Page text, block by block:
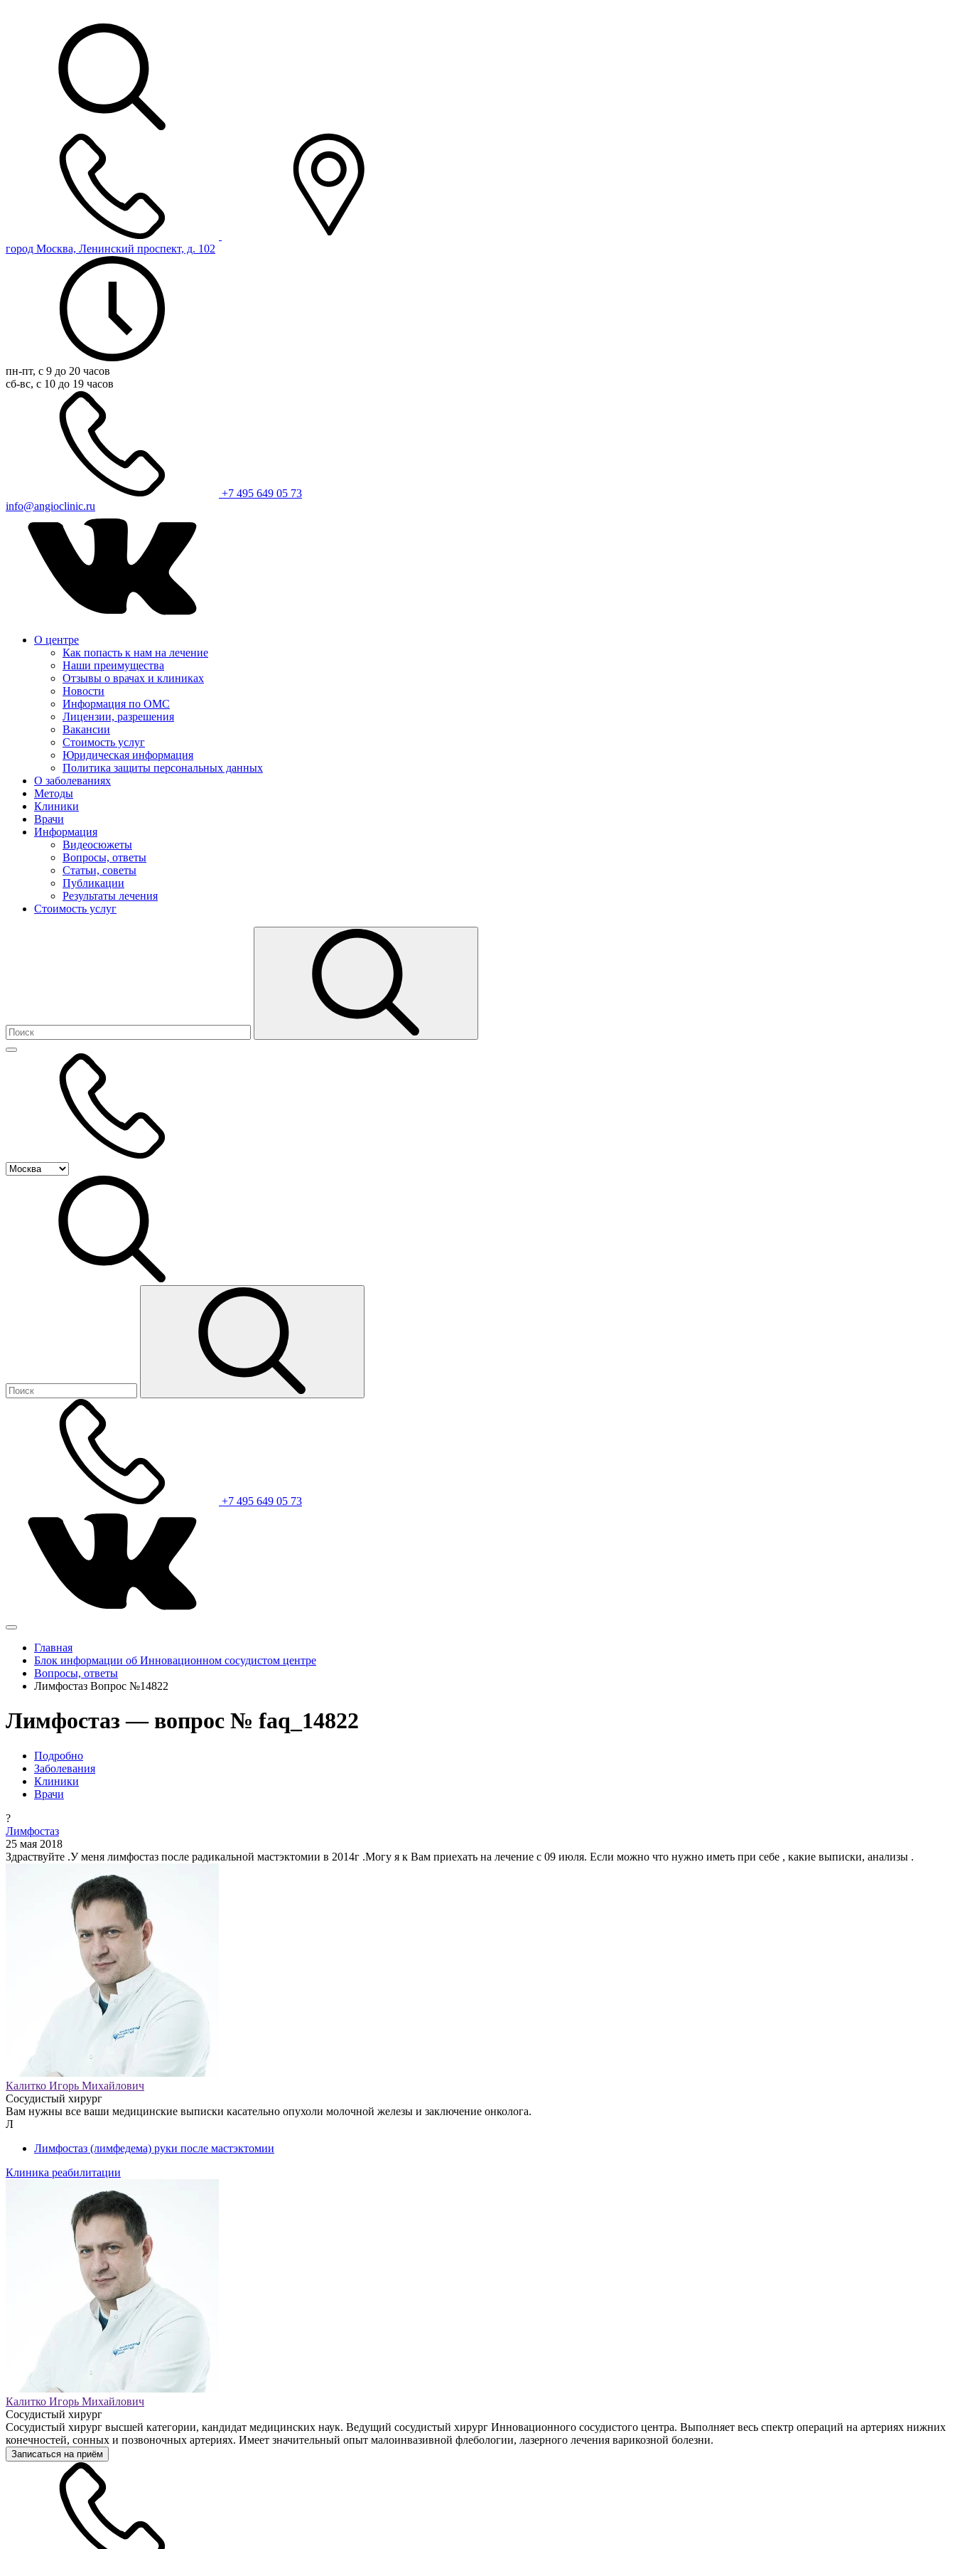
город Москва, Ленинский проспект, д. 102
пн-пт, с 9 до 20 часов
сб-вс, с 10 до 19 часов
+7 495 649 05 73
info@angioclinic.ru
О центре
Как попасть к нам на лечение
Наши преимущества
Отзывы о врачах и клиниках
Новости
Информация по ОМС
Лицензии, разрешения
Вакансии
Стоимость услуг
Юридическая информация
Политика защиты персональных данных
О заболеваниях
Методы
Клиники
Врачи
Информация
Видеосюжеты
Вопросы, ответы
Статьи, советы
Публикации
Результаты лечения
Стоимость услуг
+7 495 649 05 73
Главная
Блок информации об Инновационном сосудистом центре
Вопросы, ответы
Лимфостаз Вопрос №14822
Лимфостаз — вопрос № faq_14822
Подробно
Заболевания
Клиники
Врачи
?
Лимфостаз
25 мая 2018
Здраствуйте .У меня лимфостаз после радикальной мастэктомии в 2014г .Могу я к Вам приехать на лечение с 09 июля. Если можно что нужно иметь при себе , какие выписки, анализы .
Калитко Игорь Михайлович
Сосудистый хирург
Вам нужны все ваши медицинские выписки касательно опухоли молочной железы и заключение онколога.
Л
Лимфостаз (лимфедема) руки после мастэктомии
Клиника реабилитации
Калитко Игорь Михайлович
Сосудистый хирург
Сосудистый хирург высшей категории, кандидат медицинских наук. Ведущий сосудистый хирург Инновационного сосудистого центра. Выполняет весь спектр операций на артериях нижних
конечностей, сонных и позвоночных артериях. Имеет значительный опыт малоинвазивной флебологии, лазерного лечения варикозной болезни.
Записаться на приём